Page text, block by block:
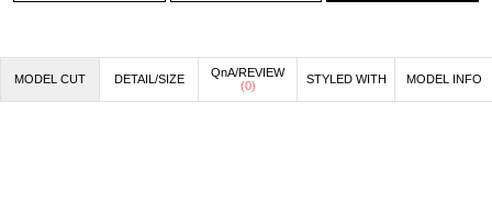
MODEL CUT DETAIL/SIZE
QnA/REVIEW
(0) STYLED WITH MODEL INFO